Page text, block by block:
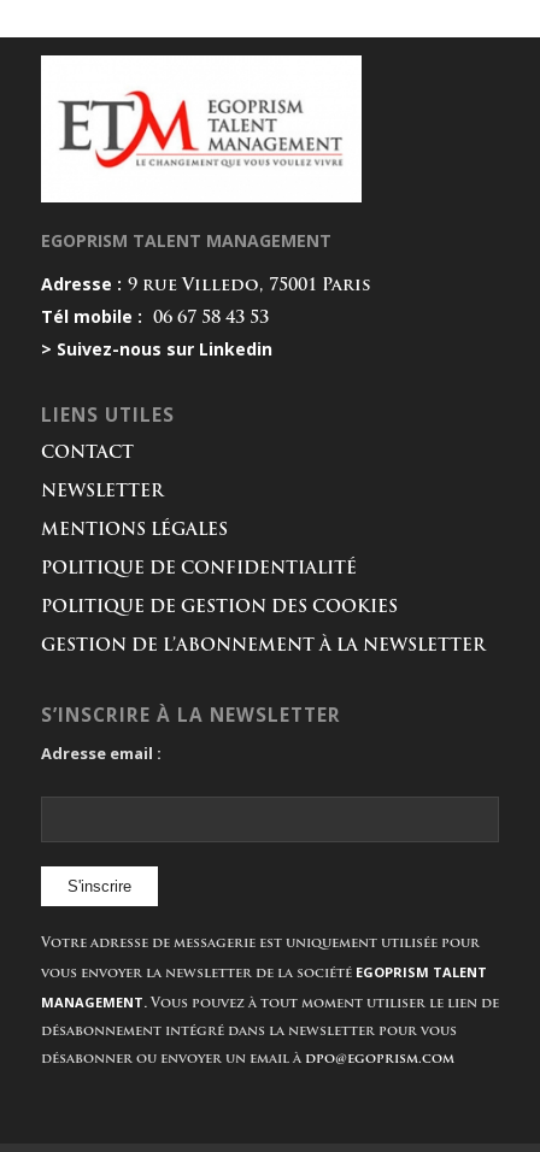
EGOPRISM TALENT MANAGEMENT
Adresse : 9 rue Villedo, 75001 Paris
Tél mobile : 06 67 58 43 53
> Suivez-nous sur Linkedin
LIENS UTILES
CONTACT
NEWSLETTER
MENTIONS LÉGALES
POLITIQUE DE CONFIDENTIALITÉ
POLITIQUE DE GESTION DES COOKIES
GESTION DE L’ABONNEMENT À LA NEWSLETTER
S’INSCRIRE À LA NEWSLETTER
Adresse email :
Votre adresse de messagerie est uniquement utilisée pour
vous envoyer la newsletter de la société EGOPRISM TALENT
MANAGEMENT.Vous pouvez à tout moment utiliser le lien de
désabonnement intégré dans la newsletter pour vous
désabonner ou envoyer un email à dpo@egoprism.com